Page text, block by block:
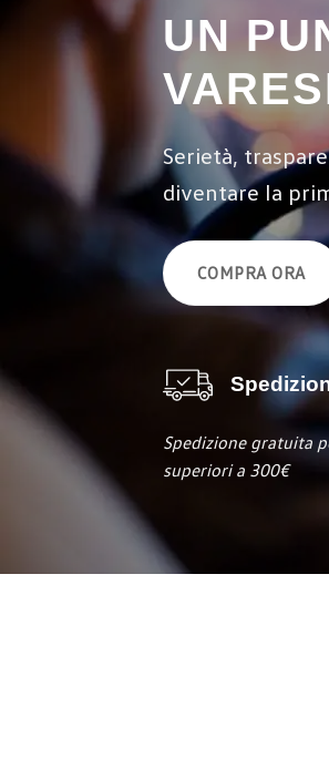
UN
Serietà,
diventare la
COMPRA ORA
Spedizione gratuita
superiori a 300€